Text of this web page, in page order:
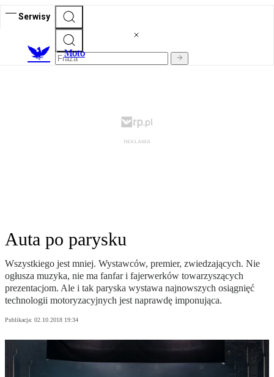
Serwisy
Moto
Auta po parysku
Wszystkiego jest mniej. Wystawców, premier, zwiedzających. Nie
ogłusza muzyka, nie ma fanfar i fajerwerków towarzyszących
prezentacjom. Ale i tak paryska wystawa najnowszych osiągnięć
technologii motoryzacyjnych jest naprawdę imponująca.
Publikacja: 02.10.2018 19:34